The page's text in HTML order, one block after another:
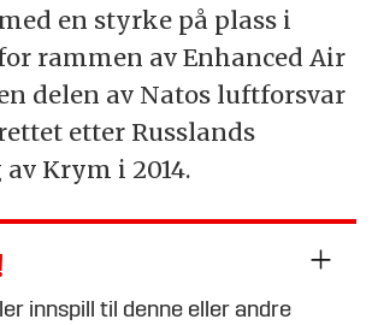
en styrke på plass i
rammen av Enhanced Air
delen av Natos luftforsvar
etter Russlands
Krym i 2014.
innspill til denne eller andre